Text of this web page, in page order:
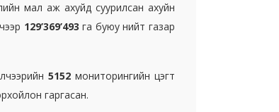
мал аж ахуйд суурилсан ахуйн
129’369’493 га буюу нийт газар
5152мониторингийн цэгт
гаргасан.